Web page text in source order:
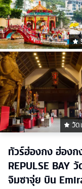
วัด
ทัวร์ฮ่องกง ฮ่อง
REPULSE BAY
จิมซาจุ่ย บิน